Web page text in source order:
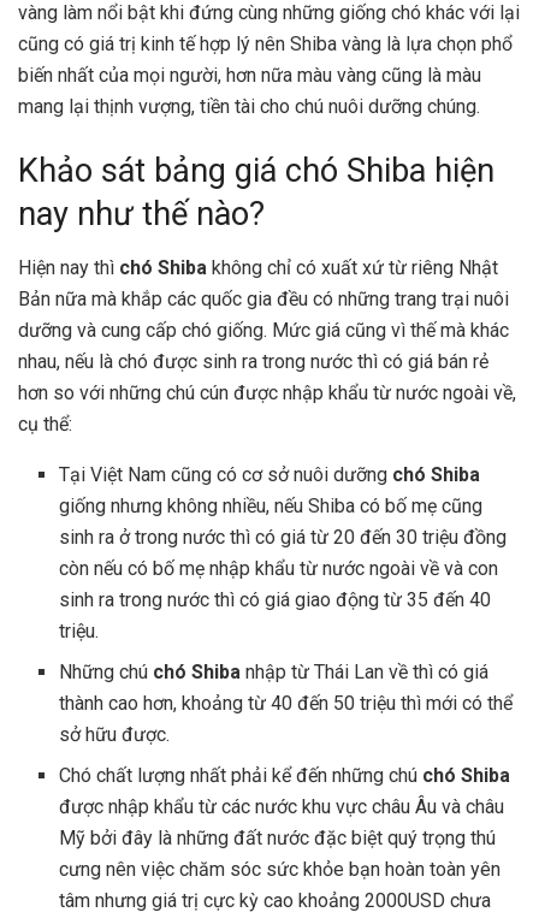
vàng làm nổi bật khi đứng cùng những giống chó khác với lại
cũng có giá trị kinh tế hợp lý nên Shiba vàng là lựa chọn phổ
biến nhất của mọi người, hơn nữa màu vàng cũng là màu
mang lại thịnh vượng, tiền tài cho chú nuôi dưỡng chúng.
Khảo sát bảng giá chó Shiba hiện
nay như thế nào?
Hiện nay thì chó Shiba không chỉ có xuất xứ từ riêng Nhật
Bản nữa mà khắp các quốc gia đều có những trang trại nuôi
dưỡng và cung cấp chó giống. Mức giá cũng vì thế mà khác
nhau, nếu là chó được sinh ra trong nước thì có giá bán rẻ
hơn so với những chú cún được nhập khẩu từ nước ngoài về,
cụ thể:
Tại Việt Nam cũng có cơ sở nuôi dưỡng chó Shiba
giống nhưng không nhiều, nếu Shiba có bố mẹ cũng
sinh ra ở trong nước thì có giá từ 20 đến 30 triệu đồng
còn nếu có bố mẹ nhập khẩu từ nước ngoài về và con
sinh ra trong nước thì có giá giao động từ 35 đến 40
triệu.
Những chú chó Shiba nhập từ Thái Lan về thì có giá
thành cao hơn, khoảng từ 40 đến 50 triệu thì mới có thể
sở hữu được.
Chó chất lượng nhất phải kể đến những chú chó Shiba
được nhập khẩu từ các nước khu vực châu Âu và châu
Mỹ bởi đây là những đất nước đặc biệt quý trọng thú
cưng nên việc chăm sóc sức khỏe bạn hoàn toàn yên
tâm nhưng giá trị cực kỳ cao khoảng 2000USD chưa